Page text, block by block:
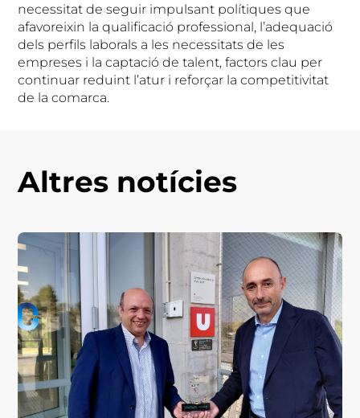
necessitat de seguir impulsant polítiques que
afavoreixin la qualificació professional, l’adequació
dels perfils laborals a les necessitats de les
empreses i la captació de talent, factors clau per
continuar reduint l’atur i reforçar la competitivitat
de la comarca.
Altres notícies